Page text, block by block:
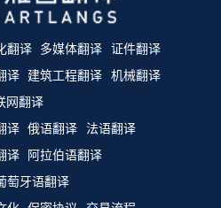
翻译 多媒体翻译 证件翻译
译 建筑工程翻译 机械翻译
网翻译
译 俄语翻译
法语翻译
译 阿拉伯语翻译
萄牙语翻译